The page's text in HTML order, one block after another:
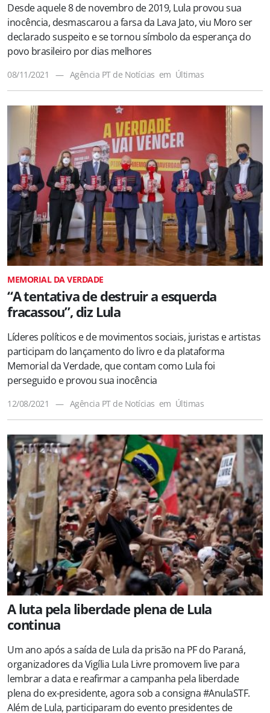
Desde aquele 8 de novembro de 2019, Lula provou sua
inocência, desmascarou a farsa da Lava Jato, viu Moro ser
declarado suspeito e se tornou símbolo da esperança do
povo brasileiro por dias melhores
08/11/2021 — Agência PT de Notícias em Últimas
MEMORIAL DA VERDADE
“A tentativa de destruir a esquerda
fracassou”, diz Lula
Líderes políticos e de movimentos sociais, juristas e artistas
participam do lançamento do livro e da plataforma
Memorial da Verdade, que contam como Lula foi
perseguido e provou sua inocência
12/08/2021 — Agência PT de Notícias em Últimas
A luta pela liberdade plena de Lula
continua
Um ano após a saída de Lula da prisão na PF do Paraná,
organizadores da Vigília Lula Livre promovem live para
lembrar a data e reafirmar a campanha pela liberdade
plena do ex-presidente, agora sob a consigna #AnulaSTF.
Além de Lula, participaram do evento presidentes de